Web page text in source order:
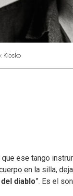
Kiosko
ese tango
en la silla,
del diablo”. Es el